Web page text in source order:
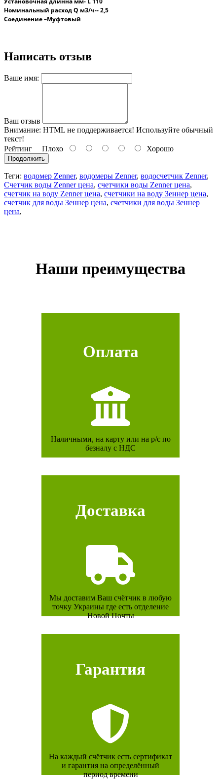
Номинальный расходQ м3/ч-- 2,5
Соединение –Муфтовый
Написать отзыв
Ваше имя:
Ваш отзыв
Внимание: HTML не поддерживается! Используйте обычный
текст!
Рейтинг Плохо Хорошо
Продолжить
Теги: водомер Zenner, водомеры Zenner, водосчетчик Zenner,
Счетчик воды Zenner цена, счетчики воды Zenner цена,
счетчик на воду Zenner цена, счетчики на воду Зеннер цена,
счетчик для воды Зеннер цена, счетчики для воды Зеннер
цена,
Наши преимущества
Оплата
Наличными, на карту или на р/с по
безналу с НДС
Доставка
Мы доставим Ваш счётчик в любую
точку Украины где есть отделение
Новой Почты
Гарантия
На каждый счётчик есть сертификат
и гарантия на определённый
период времени